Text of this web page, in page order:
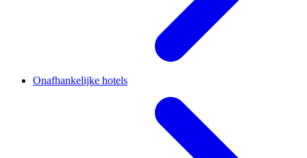
Onafhankelijke hotels